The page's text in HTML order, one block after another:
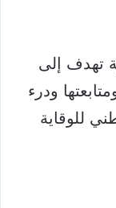
تهدف إلى
ودرء
للوقاية